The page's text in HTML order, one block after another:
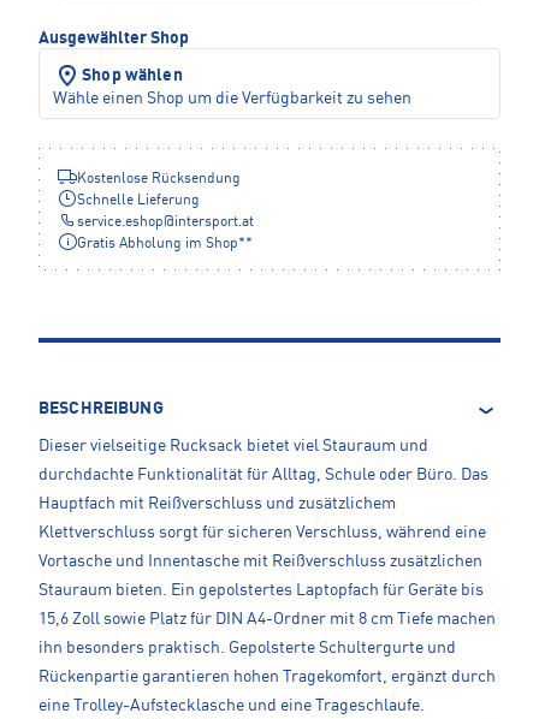
Ausgewählter Shop
Shop wählen
Wähle einen Shop um die Verfügbarkeit zu sehen
Kostenlose Rücksendung
Schnelle Lieferung
service.eshop@intersport.at
Gratis Abholung im Shop**
BESCHREIBUNG
Dieser vielseitige Rucksack bietet viel Stauraum und
durchdachte Funktionalität für Alltag, Schule oder Büro. Das
Hauptfach mit Reißverschluss und zusätzlichem
Klettverschluss sorgt für sicheren Verschluss, während eine
Vortasche und Innentasche mit Reißverschluss zusätzlichen
Stauraum bieten. Ein gepolstertes Laptopfach für Geräte bis
15,6 Zoll sowie Platz für DIN A4-Ordner mit 8 cm Tiefe machen
ihn besonders praktisch. Gepolsterte Schultergurte und
Rückenpartie garantieren hohen Tragekomfort, ergänzt durch
eine Trolley-Aufstecklasche und eine Trageschlaufe.